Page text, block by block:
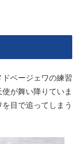
ベージェワの練習
が舞い降りていま
目で追ってしまう